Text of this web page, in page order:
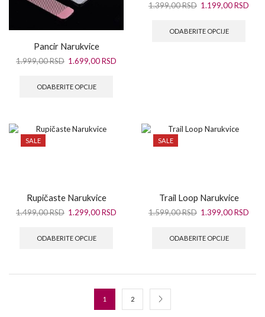
Pancir Narukvice
1.999,00RSD 1.699,00RSD
ODABERITE OPCIJE
1.399,00RSD 1.199,00RSD
ODABERITE OPCIJE
SALE
Rupičaste Narukvice
1.499,00RSD 1.299,00RSD
ODABERITE OPCIJE
SALE
Trail Loop Narukvice
1.599,00RSD 1.399,00RSD
ODABERITE OPCIJE
1 2